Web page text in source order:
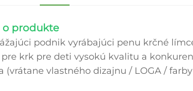
o produkte
podnik vyrábajúci penu krčné
krk pre deti vysokú kvalitu a
(vrátane vlastného dizajnu / LOGA /